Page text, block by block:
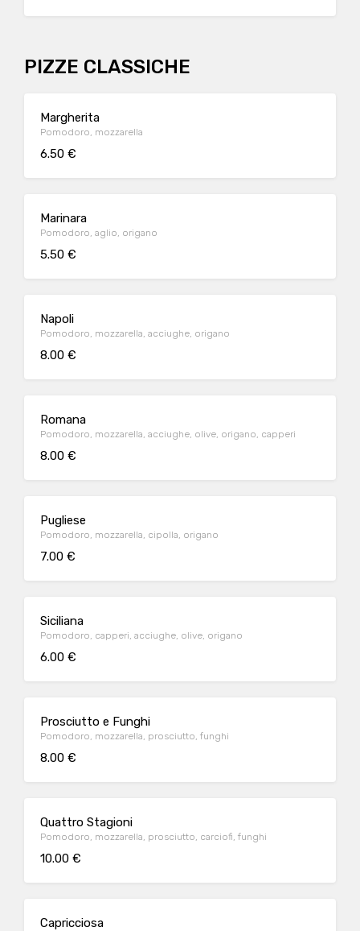
PIZZE CLASSICHE
Margherita
Pomodoro, mozzarella
6.50 €
Marinara
Pomodoro, aglio, origano
5.50 €
Napoli
Pomodoro, mozzarella, acciughe, origano
8.00 €
Romana
Pomodoro, mozzarella, acciughe, olive, origano, capperi
8.00 €
Pugliese
Pomodoro, mozzarella, cipolla, origano
7.00 €
Siciliana
Pomodoro, capperi, acciughe, olive, origano
6.00 €
Prosciutto e Funghi
Pomodoro, mozzarella, prosciutto, funghi
8.00 €
Quattro Stagioni
Pomodoro, mozzarella, prosciutto, carciofi, funghi
10.00 €
Capricciosa